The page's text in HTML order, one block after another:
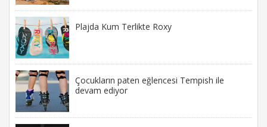
Plajda Kum Terlikte Roxy
Çocukların paten eğlencesi Tempish ile
devam ediyor